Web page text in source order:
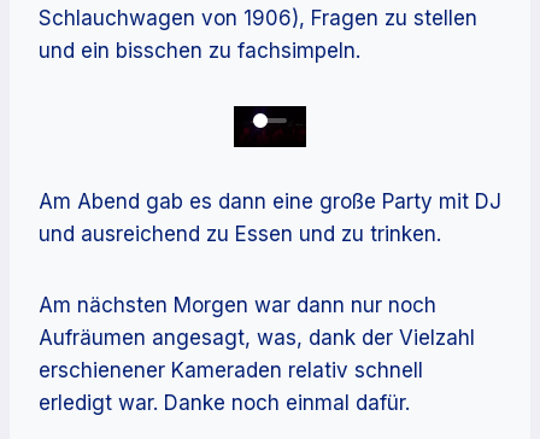
Schlauchwagen von 1906), Fragen zu stellen
und ein bisschen zu fachsimpeln.
Am Abend gab es dann eine große Party mit DJ
und ausreichend zu Essen und zu trinken.
Am nächsten Morgen war dann nur noch
Aufräumen angesagt, was, dank der Vielzahl
erschienener Kameraden relativ schnell
erledigt war. Danke noch einmal dafür.